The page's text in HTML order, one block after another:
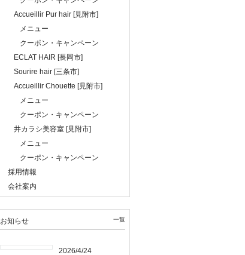
Accueillir Pur hair [見附市]
メニュー
クーポン・キャンペーン
ECLAT HAIR [長岡市]
Sourire hair [三条市]
Accueillir Chouette [見附市]
メニュー
クーポン・キャンペーン
井カラシ美容室 [見附市]
メニュー
クーポン・キャンペーン
採用情報
会社案内
お知らせ 一覧
2026/4/24